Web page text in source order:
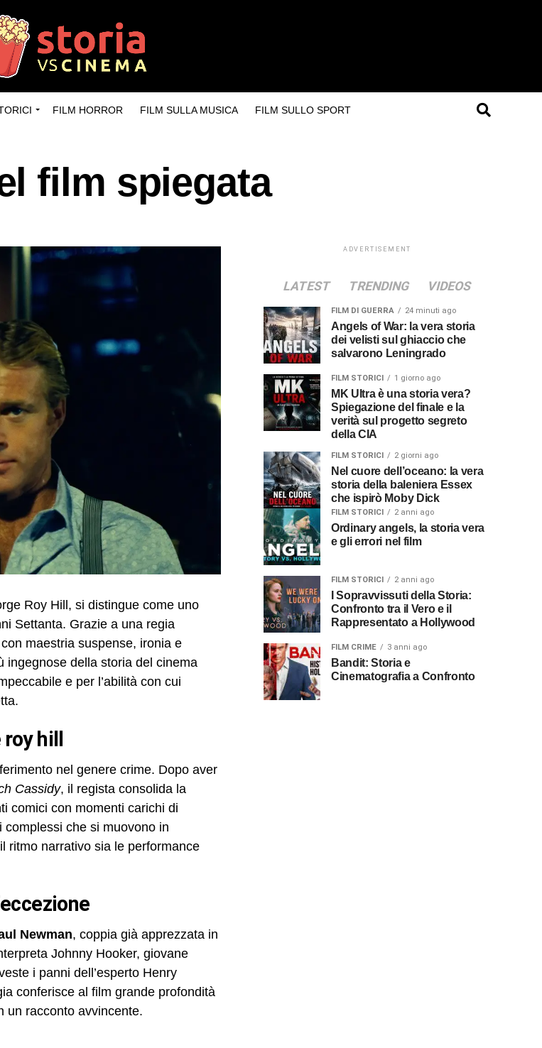
FILM HORROR FILM SULLA MUSICA FILM SULLO SPORT
film spiegata
Roy Hill, si distingue come uno
Settanta. Grazie a una regia
maestria suspense, ironia e
ingegnose della storia del cinema
e per l’abilità con cui
hill
nel genere crime. Dopo aver
Cassidy, il regista consolida la
comici con momenti carichi di
che si muovono in
ritmo narrativo sia le performance
Newman, coppia già apprezzata in
Johnny Hooker, giovane
i panni dell’esperto Henry
conferisce al film grande profondità
un racconto avvincente.
ADVERTISEMENT
LATEST TRENDING VIDEOS
FILM DI GUERRA 24 minuti ago
Angels of War: la vera storia
dei velisti sul ghiaccio che
salvarono Leningrado
FILM STORICI 1 giorno ago
MK Ultra è una storia vera?
Spiegazione del finale e la
verità sul progetto segreto
della CIA
FILM STORICI 2 giorni ago
Nel cuore dell’oceano: la vera
storia della baleniera Essex
che ispirò Moby Dick
FILM STORICI 2 anni ago
Ordinary angels, la storia vera
e gli errori nel film
FILM STORICI 2 anni ago
Confronto tra il Vero e il
Rappresentato a Hollywood
FILM CRIME 3 anni ago
Bandit: Storia e
Cinematografia a Confronto